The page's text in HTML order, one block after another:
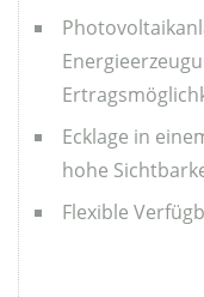
Ecklage in
hohe
Flexible